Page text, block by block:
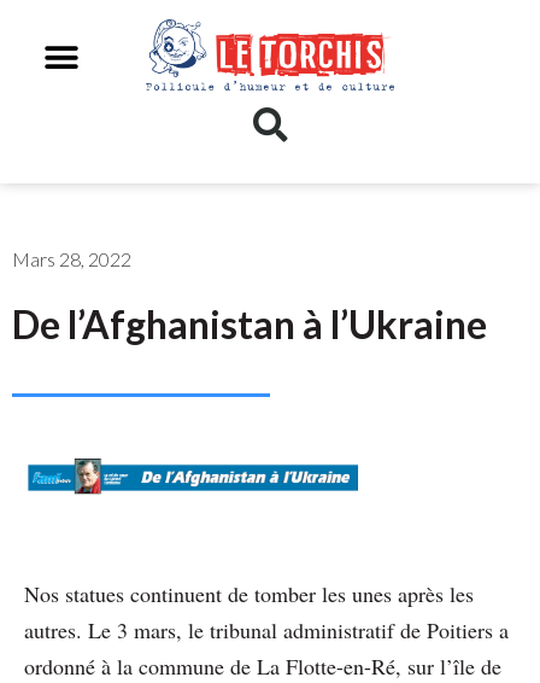
Mars 28, 2022
De l’Afghanistan à l’Ukraine
Nos statues continuent de tomber les unes après les
autres. Le 3 mars, le tribunal administratif de Poitiers a
ordonné à la commune de La Flotte-en-Ré, sur l’île de